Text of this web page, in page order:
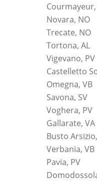
Courmayeur,
Novara, NO
Trecate, NO
Tortona, AL
Vigevano, PV
Castelletto
Omegna, VB
Savona, SV
Voghera, PV
Gallarate, VA
Busto
Verbania, VB
Pavia, PV